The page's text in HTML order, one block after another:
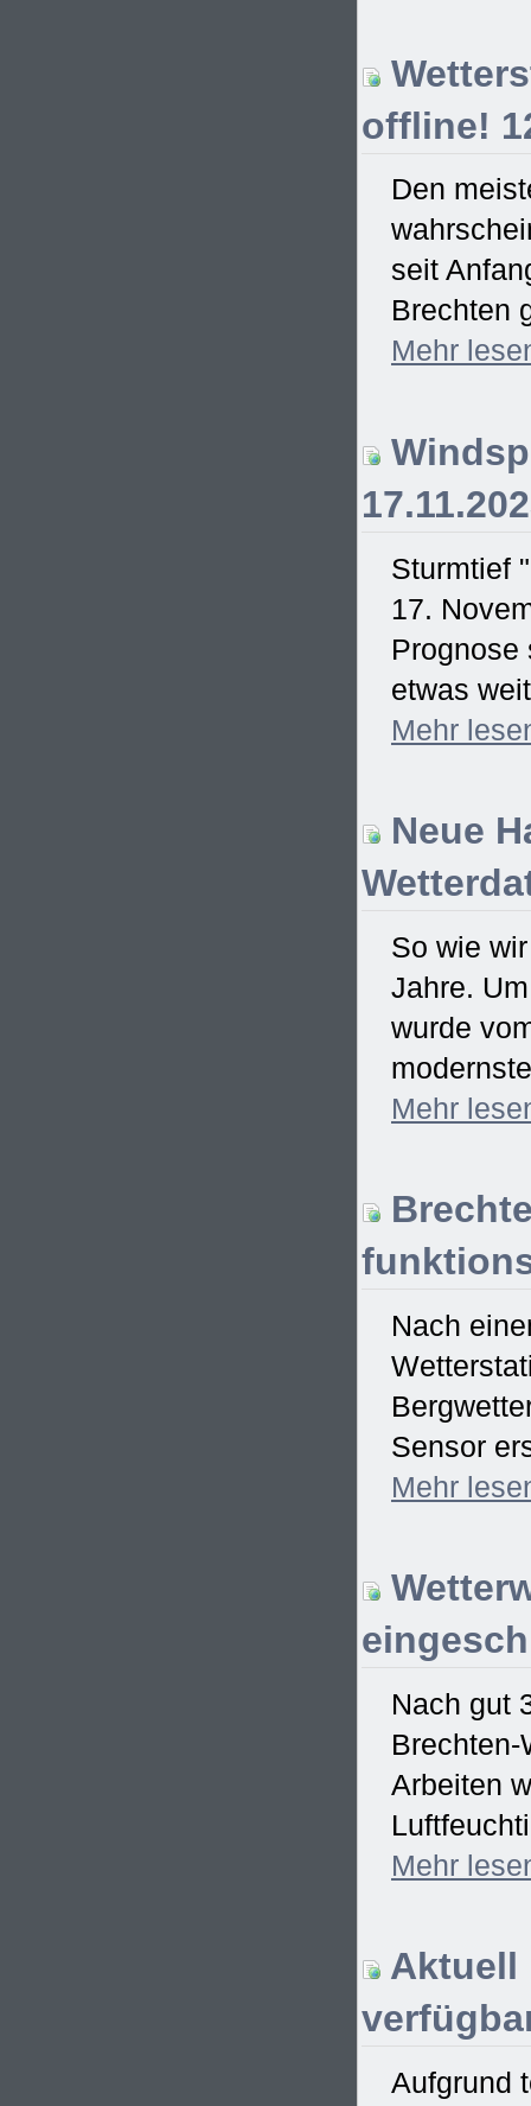
offline!
Den
seit
Brechten
Mehr
Sturmtief
17.
Prognose
etwas
Mehr
Neue
So wie
Jahre.
wurde
Mehr
Nach
Sensor
Mehr
Nach gut
Brechten-
Arbeiten
Mehr
Aktuell
Aufgrund